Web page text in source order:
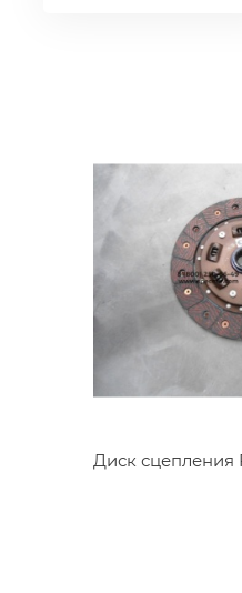
Диск сцепления